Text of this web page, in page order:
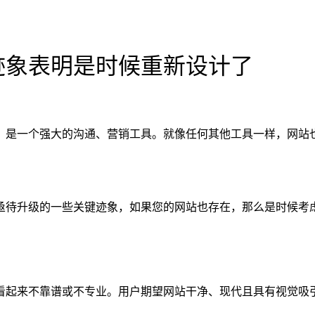
表明是时候重新设计了
一个强大的沟通、营销工具。就像任何其他工具一样，网
待升级的一些关键迹象，如果您的网站也存在，那么是时候考
来不靠谱或不专业。用户期望网站干净、现代且具有视觉吸